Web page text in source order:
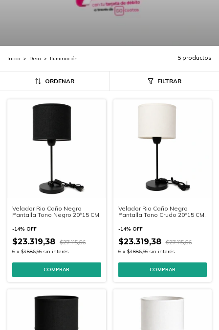
Inicio > Deco > Iluminación 5 productos
ORDENAR FILTRAR
Velador Rio Caño Negro
Pantalla Tono Negro 20*15 CM.
-14% OFF
$23.319,38 $27.115,56
6 x $3.886,56 sin interés
Velador Rio Caño Negro
Pantalla Tono Crudo 20*15 CM.
-14% OFF
$23.319,38 $27.115,56
6 x $3.886,56 sin interés